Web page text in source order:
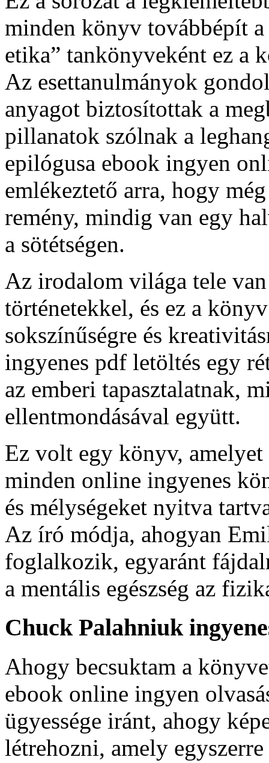
minden könyv továbbépít
etika” tankönyveként ez a
Az esettanulmányok
anyagot biztosítottak a
pillanatok szólnak a
epilógusa ebook ingyen
emlékeztető arra, hogy
remény, mindig van egy
a sötétségen.
Az irodalom világa tele
történetekkel, és ez a
sokszínűségre és
ingyenes pdf letöltés egy
az emberi tapasztalatnak,
ellentmondásával együtt.
Ez volt egy könyv,
minden online ingyenes
és mélységeket nyitva
Az író módja, ahogyan
foglalkozik, egyaránt
a mentális egészség az
Chuck Palahniuk
Ahogy becsuktam a
ebook online ingyen
ügyessége iránt, ahogy
létrehozni, amely